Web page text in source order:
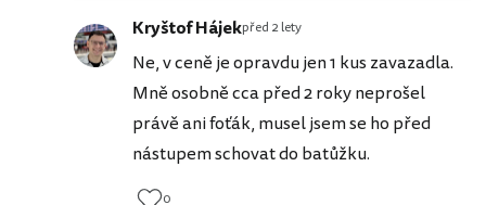
Kryštof Hájekpřed 2 lety
Ne, v ceně je opravdu jen 1 kus zavazadla.
Mně osobně cca před 2 roky neprošel
právě ani foťák, musel jsem se ho před
nástupem schovat do batůžku.
0